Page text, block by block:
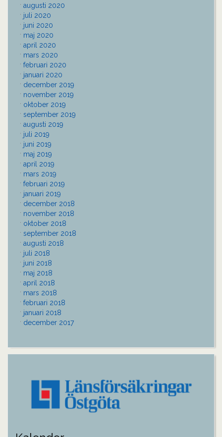
augusti 2020
juli 2020
juni 2020
maj 2020
april 2020
mars 2020
februari 2020
januari 2020
december 2019
november 2019
oktober 2019
september 2019
augusti 2019
juli 2019
juni 2019
maj 2019
april 2019
mars 2019
februari 2019
januari 2019
december 2018
november 2018
oktober 2018
september 2018
augusti 2018
juli 2018
juni 2018
maj 2018
april 2018
mars 2018
februari 2018
januari 2018
december 2017